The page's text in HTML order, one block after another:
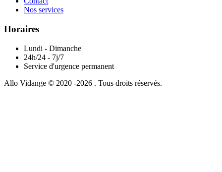
Nos services
Horaires
Lundi - Dimanche
24h/24 - 7j/7
Service d'urgence permanent
Allo Vidange © 2020 -2026 . Tous droits réservés.